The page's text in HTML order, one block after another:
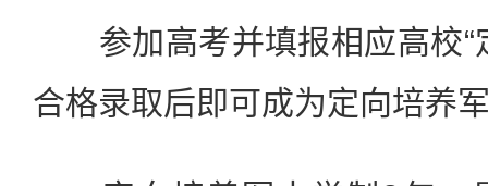
参加高考并填报相应高校“
合格录取后即可成为定向培养